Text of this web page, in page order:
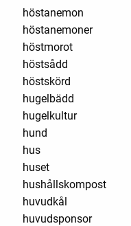
höstanemon
höstanemoner
höstmorot
höstsådd
höstskörd
hugelbädd
hugelkultur
hund
hus
huset
hushållskompost
huvudkål
huvudsponsor